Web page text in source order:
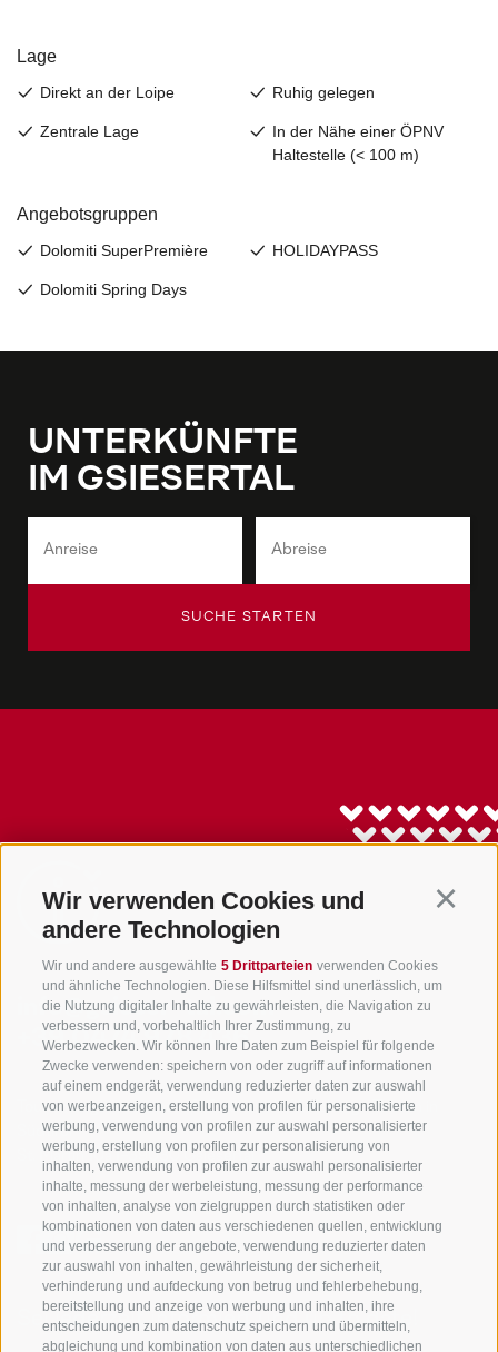
Wir verwenden Cookies und
andere Technologien
Wir und andere ausgewählte 5 Drittparteien verwenden Cookies
und ähnliche Technologien. Diese Hilfsmittel sind unerlässlich, um
die Nutzung digitaler Inhalte zu gewährleisten, die Navigation zu
verbessern und, vorbehaltlich Ihrer Zustimmung, zu
Werbezwecken. Wir können Ihre Daten zum Beispiel für folgende
Zwecke verwenden: speichern von oder zugriff auf informationen
auf einem endgerät, verwendung reduzierter daten zur auswahl
von werbeanzeigen, erstellung von profilen für personalisierte
werbung, verwendung von profilen zur auswahl personalisierter
werbung, erstellung von profilen zur personalisierung von
inhalten, verwendung von profilen zur auswahl personalisierter
inhalte, messung der werbeleistung, messung der performance
von inhalten, analyse von zielgruppen durch statistiken oder
kombinationen von daten aus verschiedenen quellen, entwicklung
und verbesserung der angebote, verwendung reduzierter daten
zur auswahl von inhalten, gewährleistung der sicherheit,
verhinderung und aufdeckung von betrug und fehlerbehebung,
bereitstellung und anzeige von werbung und inhalten, ihre
entscheidungen zum datenschutz speichern und übermitteln,
abgleichung und kombination von daten aus unterschiedlichen
UNTERKÜNFTE
IM GSIESERTAL
SUCHE STARTEN
info@gsieser-tal.com
+39 0474 978 436
Tourismusgenossenschaft Gsiesertal - Welsberg - Taisten in
Südtirol
St. Martin 10a
I-39030 Gsiesertal
Sei jederzeit informiert und up to date!